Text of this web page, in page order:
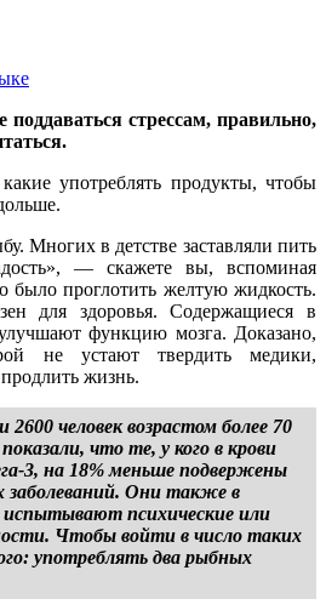
стрессам, правильно,
употреблять продукты, чтобы
Многих в детстве заставляли пить
— скажете вы, вспоминая
было проглотить желтую жидкость.
для здоровья. Содержащиеся в
функцию мозга. Доказано,
не устают твердить медики,
жизнь.
2600 человек возрастом более 70
что те, у кого в крови
3, на 18% меньше подвержены
заболеваний. Они также в
психические или
Чтобы войти в число таких
употреблять два рыбных